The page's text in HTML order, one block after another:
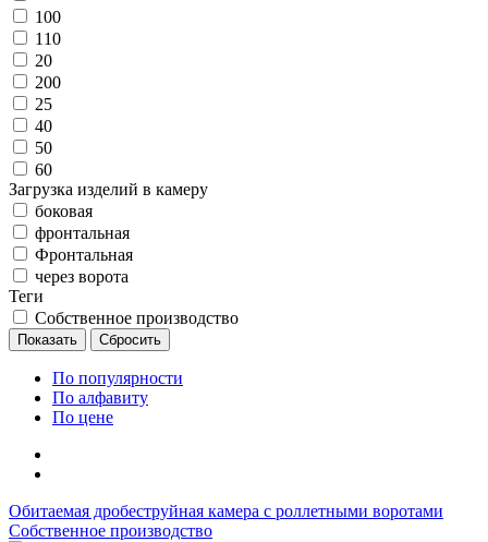
100
110
20
200
25
40
50
60
Загрузка изделий в камеру
боковая
фронтальная
Фронтальная
через ворота
Теги
Собственное производство
По популярности
По алфавиту
По цене
Обитаемая дробеструйная камера с роллетными воротами
Собственное производство